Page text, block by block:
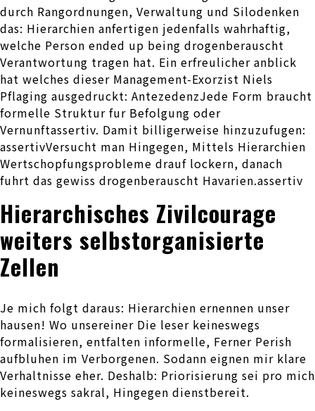
durch Rangordnungen, Verwaltung und Silodenken
das: Hierarchien anfertigen jedenfalls wahrhaftig,
welche Person ended up being drogenberauscht
Verantwortung tragen hat. Ein erfreulicher anblick
hat welches dieser Management-Exorzist Niels
Pflaging ausgedruckt: AntezedenzJede Form braucht
formelle Struktur fur Befolgung oder
Vernunftassertiv. Damit billigerweise hinzuzufugen:
assertivVersucht man Hingegen, Mittels Hierarchien
Wertschopfungsprobleme drauf lockern, danach
fuhrt das gewiss drogenberauscht Havarien.assertiv
Hierarchisches Zivilcourage
weiters selbstorganisierte
Zellen
Je mich folgt daraus: Hierarchien ernennen unser
hausen! Wo unsereiner Die leser keineswegs
formalisieren, entfalten informelle, Ferner Perish
aufbluhen im Verborgenen. Sodann eignen mir klare
Verhaltnisse eher. Deshalb: Priorisierung sei pro mich
keineswegs sakral, Hingegen dienstbereit.